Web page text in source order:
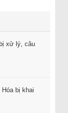
xử lý, câu
bị khai